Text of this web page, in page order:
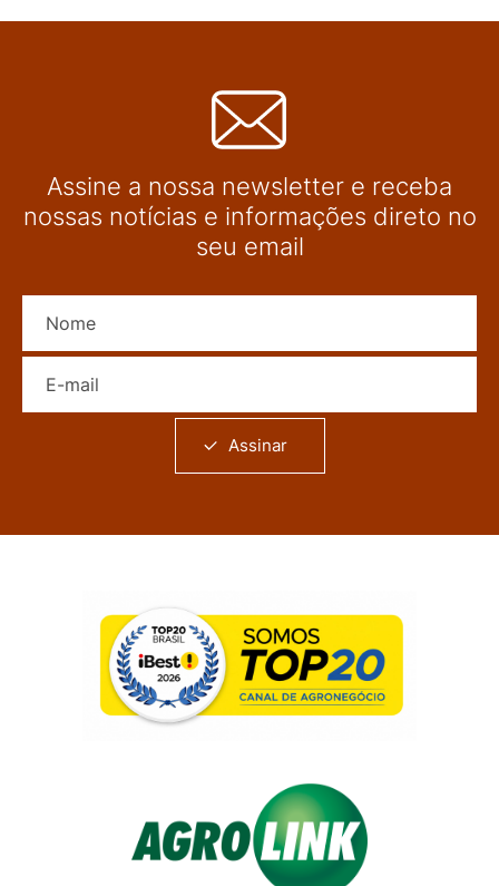
Assine a nossa newsletter e receba
nossas notícias e informações direto no
seu email
Assinar